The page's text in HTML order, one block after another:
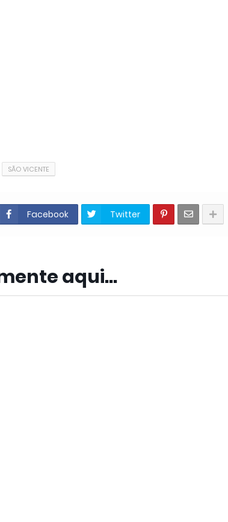
SÃO VICENTE
Facebook Twitter
aqui...